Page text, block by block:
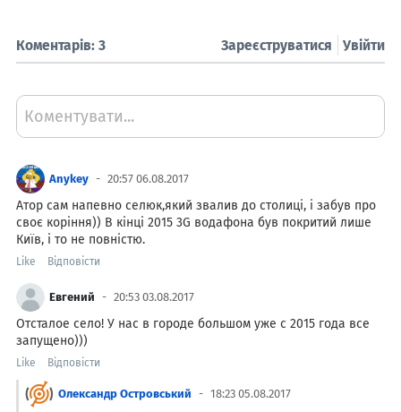
Коментарів: 3 Увійти
Зареєструватися
Коментувати...
Anykey 20:57 06.08.2017
Атор сам напевно селюк,який звалив до столиці, і забув про
своє коріння)) В кінці 2015 3G водафона був покритий лише
Київ, і то не повністю.
Like Відповісти
Евгений 20:53 03.08.2017
Отсталое село! У нас в городе большом уже с 2015 года все
запущено)))
Like Відповісти
Олександр Островський 18:23 05.08.2017